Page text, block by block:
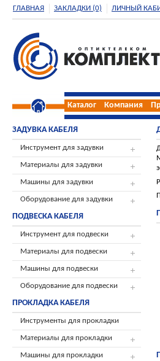
ГЛАВНАЯ ЗАКЛАДКИ (0) ЛИЧНЫЙ
Каталог Компания
ЗАДУВКА КАБЕЛЯ
Инструмент для задувки
Материалы для задувки
Машины для задувки
Оборудование для задувки
ПОДВЕСКА КАБЕЛЯ
Инструмент для подвески
Материалы для подвески
Машины для подвески
Оборудование для подвески
ПРОКЛАДКА КАБЕЛЯ
Инструменты для прокладки
Материалы для прокладки
Машины для прокладки